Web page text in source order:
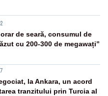
de seară, consumul de
cu 200-300 de megawați”
la Ankara, un acord
tranzitului prin Turcia al